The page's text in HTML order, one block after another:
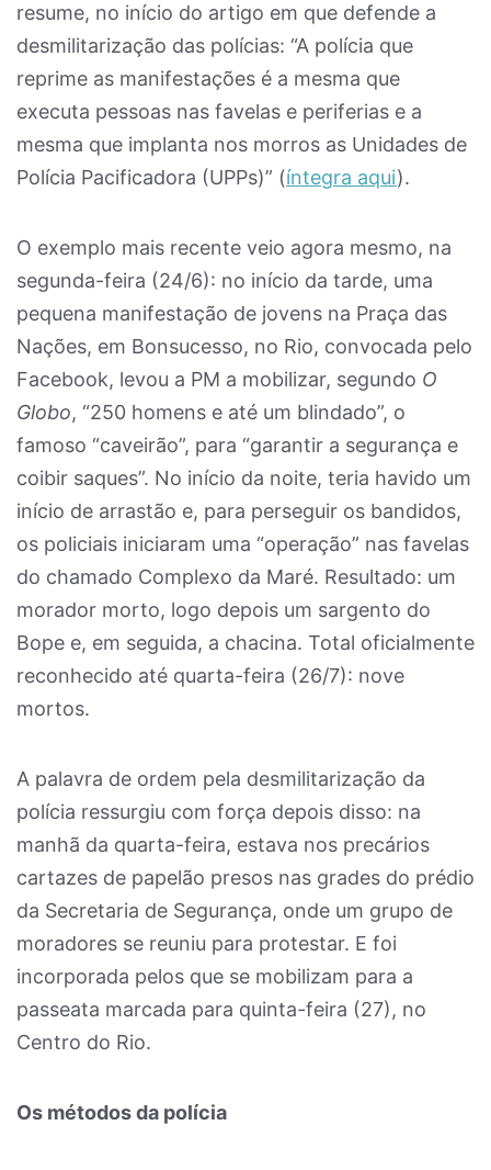
resume, no início do artigo em que defende a
desmilitarização das polícias: “A polícia que
reprime as manifestações é a mesma que
executa pessoas nas favelas e periferias e a
mesma que implanta nos morros as Unidades de
Polícia Pacificadora (UPPs)” (íntegra aqui).
O exemplo mais recente veio agora mesmo, na
segunda-feira (24/6): no início da tarde, uma
pequena manifestação de jovens na Praça das
Nações, em Bonsucesso, no Rio, convocada pelo
Facebook, levou a PM a mobilizar, segundo O
Globo, “250 homens e até um blindado”, o
famoso “caveirão”, para “garantir a segurança e
coibir saques”. No início da noite, teria havido um
início de arrastão e, para perseguir os bandidos,
os policiais iniciaram uma “operação” nas favelas
do chamado Complexo da Maré. Resultado: um
morador morto, logo depois um sargento do
Bope e, em seguida, a chacina. Total oficialmente
reconhecido até quarta-feira (26/7): nove
mortos.
A palavra de ordem pela desmilitarização da
polícia ressurgiu com força depois disso: na
manhã da quarta-feira, estava nos precários
cartazes de papelão presos nas grades do prédio
da Secretaria de Segurança, onde um grupo de
moradores se reuniu para protestar. E foi
incorporada pelos que se mobilizam para a
passeata marcada para quinta-feira (27), no
Centro do Rio.
Os métodos da polícia